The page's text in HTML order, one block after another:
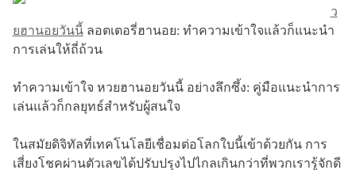
ว
ยฮานอยวันนี้ลอตเตอรี่ฮานอย: ทำความเข้าใจแล้วก็แนะนำ
การเล่นให้ถี่ถ้วน
ทำความเข้าใจ หวยฮานอยวันนี้ อย่างลึกซึ้ง: คู่มือแนะนำการ
เล่นแล้วก็กลยุทธ์สำหรับผู้สนใจ
ในสมัยดิจิทัลที่เทคโนโลยีเชื่อมต่อโลกใบนี้เข้าด้วยกัน การ
เสี่ยงโชคผ่านตัวเลขได้ปรับปรุงไปไกลเกินกว่าที่พวกเรารู้จักดี